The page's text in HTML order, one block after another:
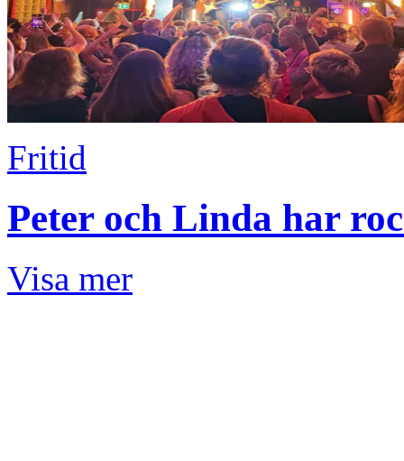
Fritid
Peter och Linda har
Visa mer